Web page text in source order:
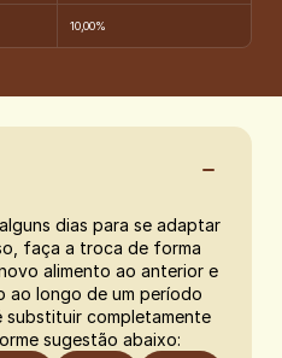
10,00%
dias para se adaptar
faça a troca de forma
alimento ao anterior e
ao longo de um período
substituir completamente
sugestão abaixo: